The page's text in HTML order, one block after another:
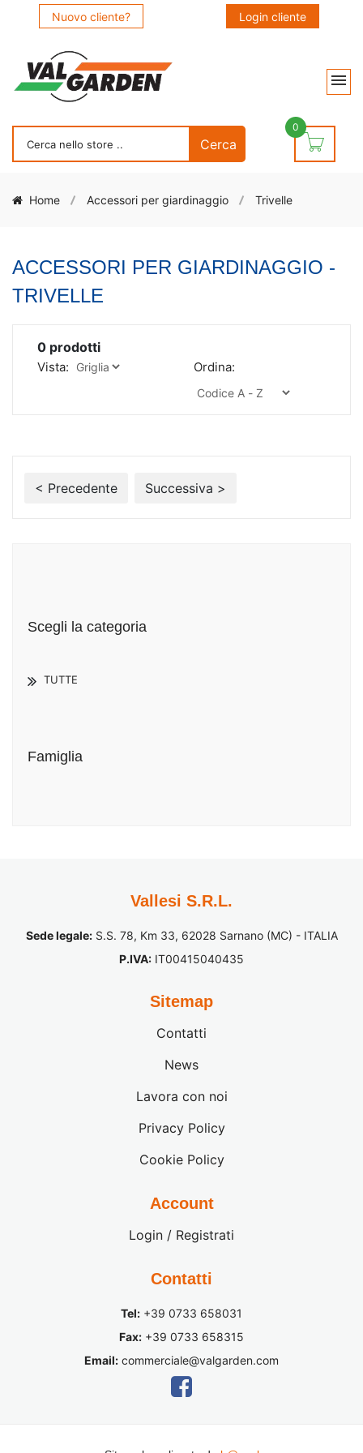
Nuovo cliente? Login cliente
0
Home Accessori per giardinaggio Trivelle
ACCESSORI PER GIARDINAGGIO -
TRIVELLE
0 prodotti
Vista: Ordina:
< Precedente Successiva >
Scegli la categoria
TUTTE
Famiglia
Vallesi S.R.L.
Sede legale:S.S. 78, Km 33, 62028 Sarnano (MC) - ITALIA
P.IVA: IT00415040435
Sitemap
Contatti
News
Lavora con noi
Privacy Policy
Cookie Policy
Account
Login / Registrati
Contatti
Tel: +39 0733 658031
Fax: +39 0733 658315
Email: commerciale@valgarden.com